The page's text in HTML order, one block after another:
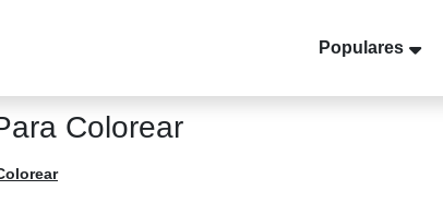
Populares
Colorear